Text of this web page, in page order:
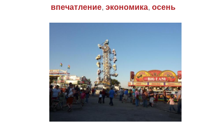
впечатление, экономика, осень